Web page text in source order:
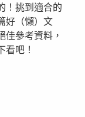
！挑到適合的
好（懶）文
佳參考資料，
吧！